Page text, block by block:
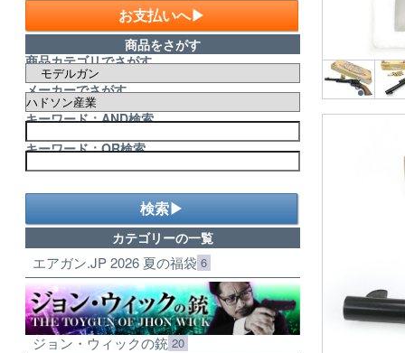
お支払いへ▶
商品をさがす
商品カテゴリでさがす
メーカーでさがす
キーワード：AND検索
キーワード：OR検索
検索▶
カテゴリーの一覧
エアガン.JP 2026 夏の福袋 6
ジョン・ウィックの銃 20